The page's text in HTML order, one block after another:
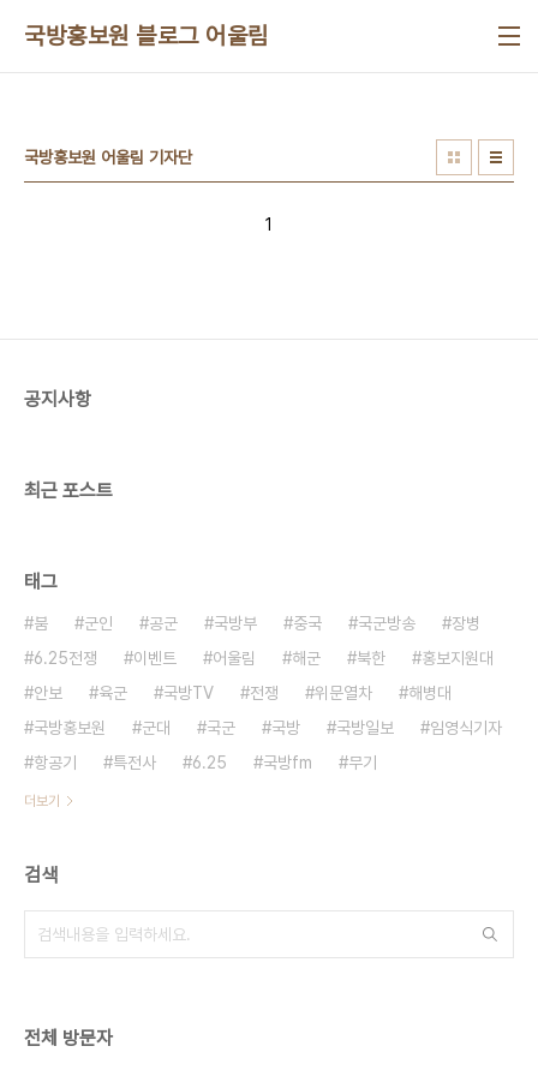
국방홍보원 블로그 어울림
국방홍보원 어울림 기자단
1
공지사항
최근 포스트
태그
붐 군인 공군 국방부 중국 국군방송
장병
6.25전쟁
이벤트 어울림 해군 북한
홍보지원대
안보
육군 국방TV 전쟁 위문열차
해병대
국방홍보원
군대 국군 국방 국방일보
임영식기자
항공기
특전사 6.25 국방fm 무기
더보기
검색
전체 방문자